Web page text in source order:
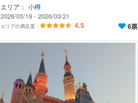
エリア： 小樽
2026/03/19 - 2026/03/21
エリアの満足度： 4.5 6票